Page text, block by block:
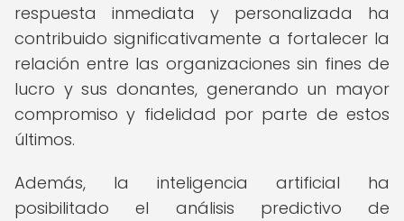
respuesta inmediata y personalizada ha
contribuido significativamente a fortalecer la
relación entre las organizaciones sin fines de
lucro y sus donantes, generando un mayor
compromiso y fidelidad por parte de estos
últimos.
Además, la inteligencia artificial ha
posibilitado el análisis predictivo de